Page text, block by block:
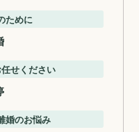
ために
せください
婚のお悩み